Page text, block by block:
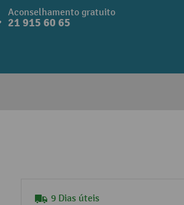
Aconselhamento gratuito
21 915 60 65
9 Dias úteis